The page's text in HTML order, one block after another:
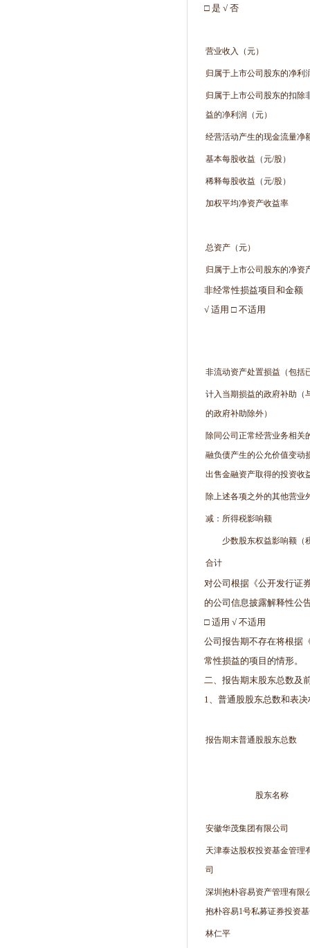
□ 是 √ 否
营业收入（元）
归属于上市公司股东的净利
归属于上市公司股东的扣除
益的净利润（元）
经营活动产生的现金流量净
基本每股收益（元/股）
稀释每股收益（元/股）
加权平均净资产收益率
总资产（元）
归属于上市公司股东的净资
非经常性损益项目和金额
√ 适用 □ 不适用
非流动资产处置损益（包括
计入当期损益的政府补助（
的政府补助除外）
除同公司正常经营业务相关
融负债产生的公允价值变动
出售金融资产取得的投资收
除上述各项之外的其他营业
减：所得税影响额
少数股东权益影响额（
合计
对公司根据《公开发行证
的公司信息披露解释性公
□ 适用 √ 不适用
公司报告期不存在将根据
常性损益的项目的情形。
二、报告期末股东总数及
1、普通股股东总数和表
报告期末普通股股东总数
股东名称
安徽华茂集团有限公司
天津泰达股权投资基金管理
司
深圳抱朴容易资产管理有限
抱朴容易1号私募证券投资
林仁平